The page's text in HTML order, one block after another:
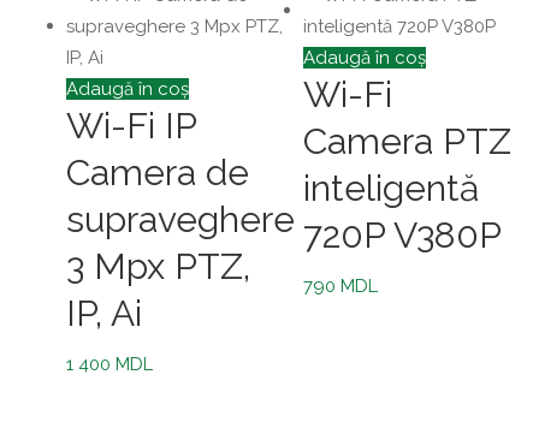
Adaugă în coș
Wi-Fi IP
Camera de
supraveghere
3 Mpx PTZ,
IP, Ai
1 400 MDL
Adaugă în coș
Wi-Fi
Camera PTZ
inteligentă
720P V380P
790 MDL